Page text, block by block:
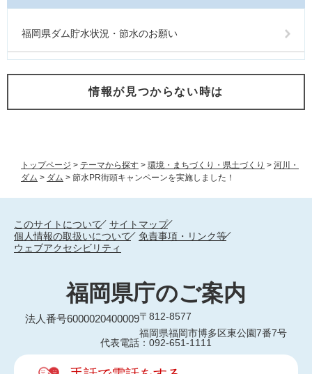
トップページ > テーマから探す > 環境・まちづくり・県土づくり > 河川・
ダム > ダム > 節水PR街頭キャンペーンを実施しました！
福岡県ダム貯水状況・節水のお願い
情報が見つからない時は
このサイトについて
サイトマップ
個人情報の取扱いについて
免責事項・リンク等
ウェブアクセシビリティ
福岡県庁のご案内
法人番号6000020400009〒812-8577
福岡県福岡市博多区東公園7番7号
代表電話：092-651-1111